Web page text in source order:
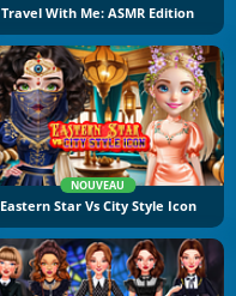
Travel With Me: ASMR Edition
NOUVEAU
Eastern Star Vs City Style Icon